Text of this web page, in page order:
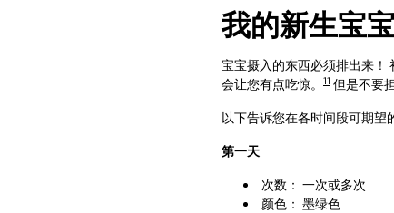
我的新生宝
宝宝摄入的东西必须排出来！
会让您有点吃惊。
11 但是不要
以下告诉您在各时间段可期望
第一天
次数： 一次或多次
颜色： 墨绿色